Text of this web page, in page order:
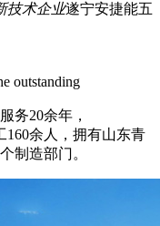
技术企业遂宁安捷能五
outstanding
务20余年，
160余人，拥有山东青
制造部门。